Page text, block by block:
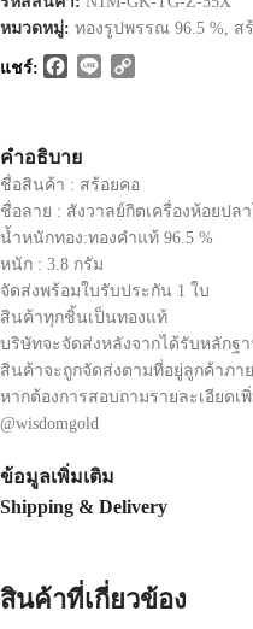
หมวดหมู่: ทองรูปพรรณ 96.5 %, ส
แชร์: Facebook
Line
คำอธิบาย
ชื่อสินค้า : สร้อยคอ
ชื่อลาย : สังวาลย์กิตเครื่องห้อยปล
น้ำหนักทอง:ทองคำแท้ 96.5 %
หนัก : 3.8 กรัม
จัดส่งพร้อมใบรับประกัน 1 ใบ
สินค้าทุกชิ้นเป็นทองแท้
บริษัทจะจัดส่งหลังจากได้รับหลักฐ
สินค้าจะถูกจัดส่งตามที่อยู่ลูกค้าภา
หากต้องการสอบถามรายละเอียดเ
@wisdomgold
ข้อมูลเพิ่มเติม
Shipping & Delivery
สินค้าที่เกี่ยวข้อง